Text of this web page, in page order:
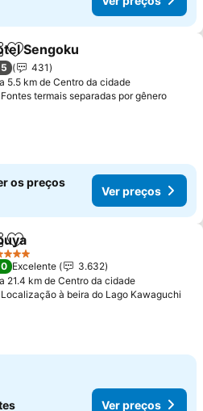
Adicionar aos favoritos
Sengoku
431
a 5.5 km de Centro da cidade
Fontes termais separadas por gêneroVer
os preços
Ver preços
Adicionar aos favoritos
Excelente
3.632
a 21.4 km de Centro da cidade
Localização à beira do Lago Kawaguchi
Ver preços